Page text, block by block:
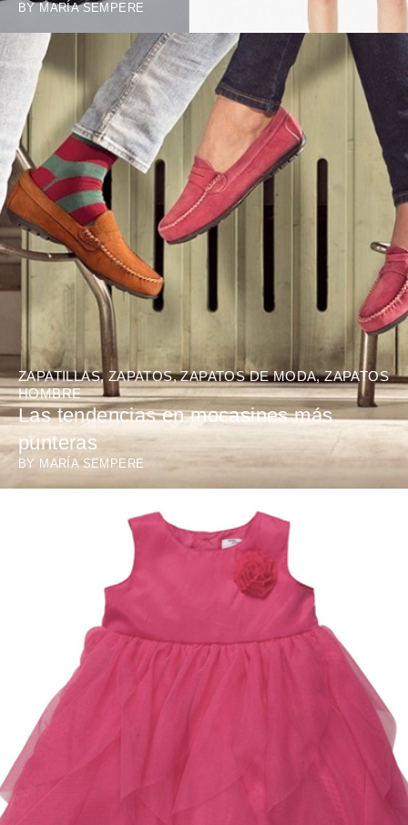
BYMARÍA SEMPERE
ZAPATILLAS, ZAPATOS,ZAPATOS DE MODA,ZAPATOS
HOMBRE
Las tendencias en mocasines más
punteras
BY MARÍA SEMPERE